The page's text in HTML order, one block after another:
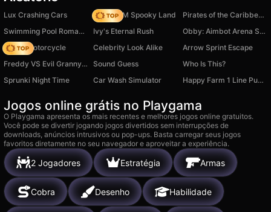
Lux Crashing Cars Moto X3M Spooky Land
Pirates of the Caribbean Online!
Swimming Pool Romance
Ivy's Eternal Rush
Obby: Aimbot Arena Shooter
Crazy Motorcycle
Celebrity Look Alike
Arrow Sprint Escape
Freddy VS Evil Granny Shooter Rush
Sound Guess
Who Is This?
Sprunki Night Time
Car Wash Simulator Happy Farm 1 Line Puzzle
Jogos online grátis no Playgama
O Playgama apresenta os mais recentes e melhores jogos online gratuitos.
Você pode se divertir jogando jogos divertidos sem interrupções de
downloads, anúncios intrusivos ou pop-ups. Basta carregar seus jogos
favoritos diretamente no seu navegador e aproveitar a experiência.
2 Jogadores Estratégia Armas
Cobra Desenho Habilidade